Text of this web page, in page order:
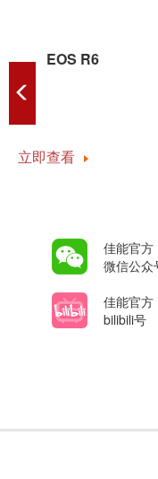
EOS R6
立即查看
佳能官方
微信公众
佳能官方
bilibili号